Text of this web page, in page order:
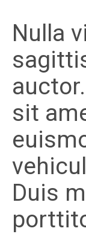
Nulla
sit
Duis